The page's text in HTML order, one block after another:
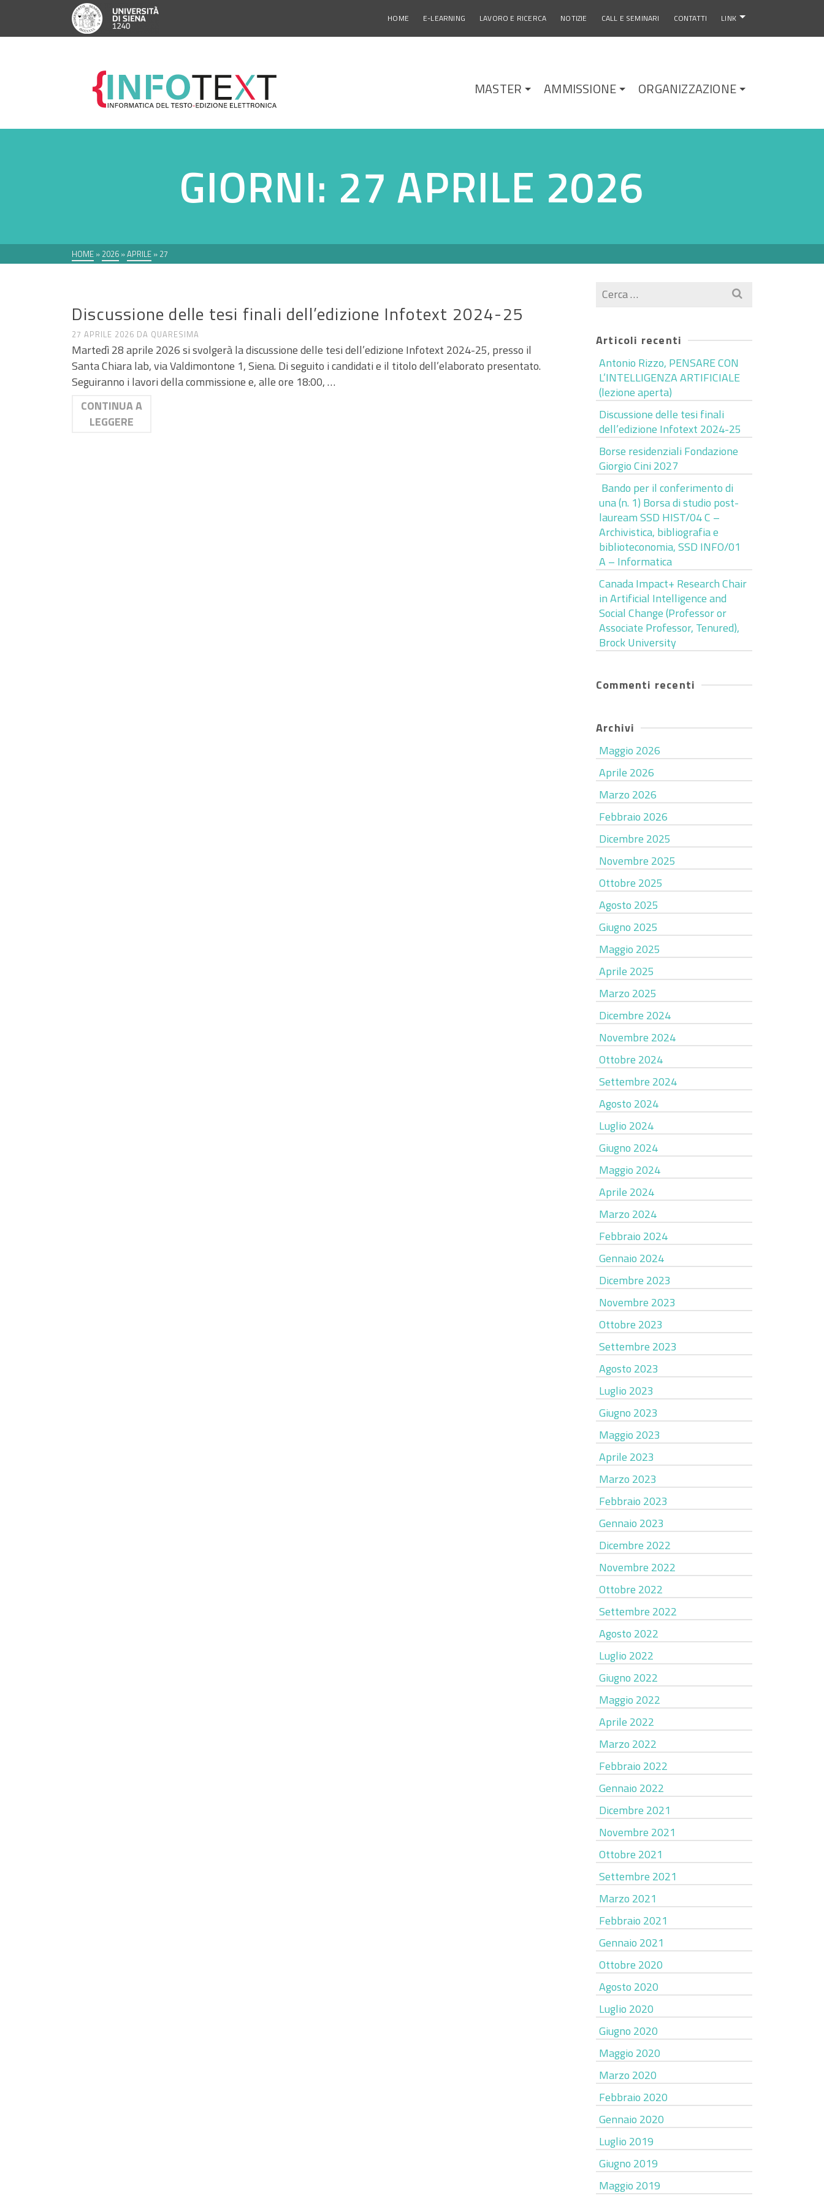
HOME E-LEARNING LAVORO E RICERCA NOTIZIE CALL E SEMINARI CONTATTI LINK
MASTER AMMISSIONE ORGANIZZAZIONE
GIORNI: 27 APRILE 2026
HOME » 2026 »APRILE » 27
Discussione delle tesi finali dell’edizione Infotext 2024-25
27 APRILE 2026 DA QUARESIMA
Martedì 28 aprile 2026 si svolgerà la discussione delle tesi dell’edizione Infotext 2024-25, presso il
Santa Chiara lab, via Valdimontone 1, Siena. Di seguito i candidati e il titolo dell’elaborato presentato.
Seguiranno i lavori della commissione e, alle ore 18:00, …
CONTINUA A
LEGGERE
Cerca
per:
Articoli recenti
Antonio Rizzo, PENSARE CON
L’INTELLIGENZA ARTIFICIALE
(lezione aperta)
Discussione delle tesi finali
dell’edizione Infotext 2024-25
Borse residenziali Fondazione
Giorgio Cini 2027
Bando per il conferimento di
una (n. 1) Borsa di studio post-
lauream SSD HIST/04 C –
Archivistica, bibliografia e
biblioteconomia, SSD INFO/01
A – Informatica
Canada Impact+ Research Chair
in Artificial Intelligence and
Social Change (Professor or
Associate Professor, Tenured),
Brock University
Commenti recenti
Archivi
Maggio 2026
Aprile 2026
Marzo 2026
Febbraio 2026
Dicembre 2025
Novembre 2025
Ottobre 2025
Agosto 2025
Giugno 2025
Maggio 2025
Aprile 2025
Marzo 2025
Dicembre 2024
Novembre 2024
Ottobre 2024
Settembre 2024
Agosto 2024
Luglio 2024
Giugno 2024
Maggio 2024
Aprile 2024
Marzo 2024
Febbraio 2024
Gennaio 2024
Dicembre 2023
Novembre 2023
Ottobre 2023
Settembre 2023
Agosto 2023
Luglio 2023
Giugno 2023
Maggio 2023
Aprile 2023
Marzo 2023
Febbraio 2023
Gennaio 2023
Dicembre 2022
Novembre 2022
Ottobre 2022
Settembre 2022
Agosto 2022
Luglio 2022
Giugno 2022
Maggio 2022
Aprile 2022
Marzo 2022
Febbraio 2022
Gennaio 2022
Dicembre 2021
Novembre 2021
Ottobre 2021
Settembre 2021
Marzo 2021
Febbraio 2021
Gennaio 2021
Ottobre 2020
Agosto 2020
Luglio 2020
Giugno 2020
Maggio 2020
Marzo 2020
Febbraio 2020
Gennaio 2020
Luglio 2019
Giugno 2019
Maggio 2019